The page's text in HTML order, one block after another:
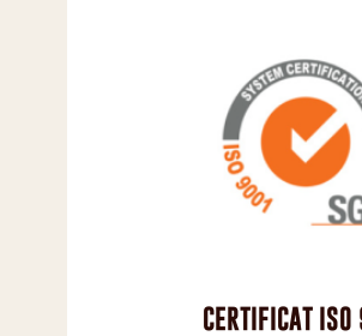
CERTIFICAT